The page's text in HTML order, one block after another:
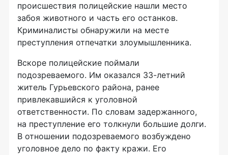
происшествия полицейские нашли место
забоя животного и часть его останков.
Криминалисты обнаружили на месте
преступления отпечатки злоумышленника.
Вскоре полицейские поймали
подозреваемого. Им оказался 33-летний
житель Гурьевского района, ранее
привлекавшийся к уголовной
ответственности. По словам задержанного,
на преступление его толкнули большие долги.
В отношении подозреваемого возбуждено
уголовное дело по факту кражи. Его